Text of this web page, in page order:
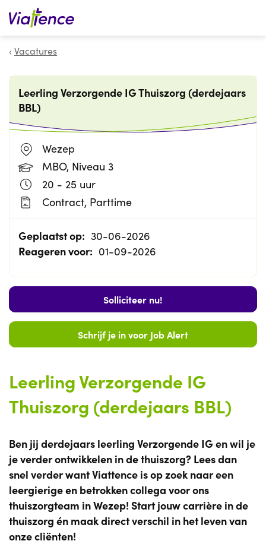
Zoeken
Vacatures
Leerling Verzorgende IG Thuiszorg (derdejaars
BBL)
Wezep
MBO, Niveau 3
20 - 25 uur
Contract, Parttime
Geplaatst op: 30-06-2026
Reageren voor: 01-09-2026
Solliciteer nu!
Schrijf je in voor Job Alert
Leerling Verzorgende IG
Thuiszorg (derdejaars BBL)
Ben jij derdejaars leerling Verzorgende IG en wil je
je verder ontwikkelen in de thuiszorg? Lees dan
snel verder want Viattence is op zoek naar een
leergierige en betrokken collega voor ons
thuiszorgteam in Wezep! Start jouw carrière in de
thuiszorg én maak direct verschil in het leven van
onze cliënten!